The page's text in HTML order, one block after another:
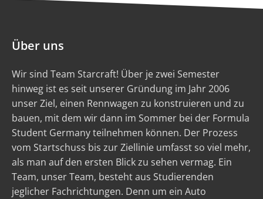
Über uns
Wir sind Team Starcraft! Über je zwei Semester
hinweg ist es seit unserer Gründung im Jahr 2006
unser Ziel, einen Rennwagen zu konstruieren und zu
bauen, mit dem wir dann im Sommer bei der Formula
Student Germany teilnehmen können. Der Prozess
vom Startschuss bis zur Ziellinie umfasst so viel mehr,
als man auf den ersten Blick zu sehen vermag. Ein
Team, unser Team, besteht aus Studierenden
jeglicher Fachrichtungen. Denn um ein Auto